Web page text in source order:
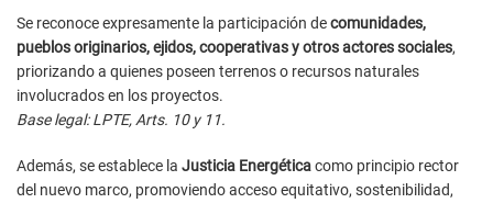
Se reconoce expresamente la participación decomunidades,
pueblos originarios, ejidos, cooperativas y otros actores sociales,
priorizando a quienes poseen terrenos o recursos naturales
involucrados en los proyectos.
Base legal: LPTE, Arts. 10 y 11.
Además, se establece la Justicia Energéticacomo principio rector
del nuevo marco, promoviendo acceso equitativo, sostenibilidad,